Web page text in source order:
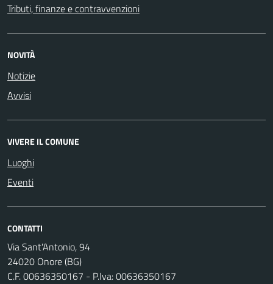
Tributi, finanze e contravvenzioni
NOVITÀ
Notizie
Avvisi
VIVERE IL COMUNE
Luoghi
Eventi
CONTATTI
Via Sant'Antonio, 94
24020 Onore (BG)
C.F. 00636350167 - P.Iva: 00636350167